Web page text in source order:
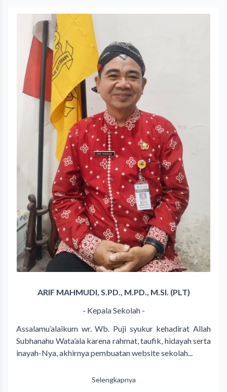
ARIF MAHMUDI, S.PD., M.PD., M.SI. (PLT)
- Kepala Sekolah -
Assalamu’alaikum wr. Wb. Puji syukur kehadirat Allah
Subhanahu Wata’ala karena rahmat, taufik, hidayah serta
inayah-Nya, akhirnya pembuatan website sekolah...
Selengkapnya